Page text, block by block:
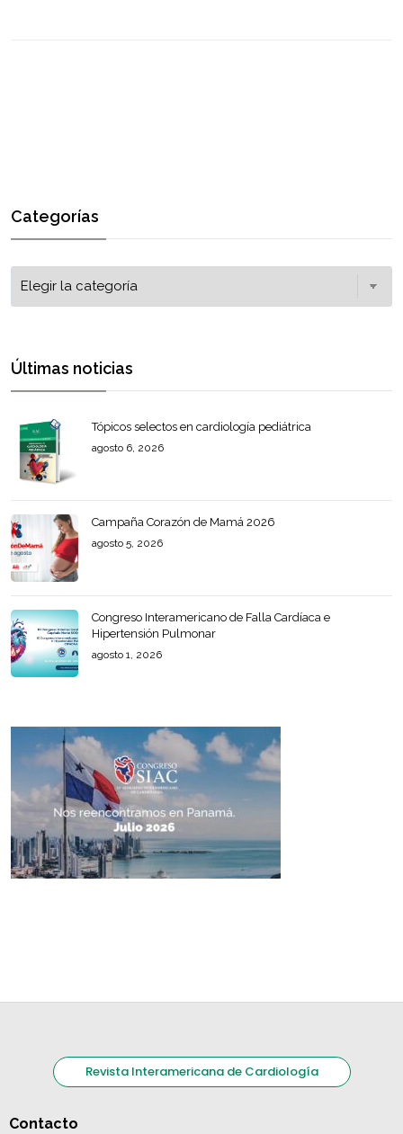
Categorías
Últimas noticias
Tópicos selectos en cardiología pediátrica
agosto 6, 2026
Campaña Corazón de Mamá 2026
agosto 5, 2026
Congreso Interamericano de Falla Cardíaca e
Hipertensión Pulmonar
agosto 1, 2026
Revista Interamericana de Cardiología
Contacto